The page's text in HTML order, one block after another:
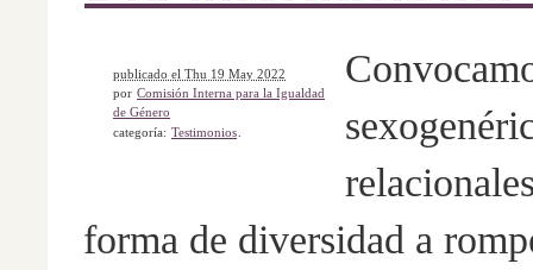
publicado el Thu 19 May 2022
por Comisión Interna para la Igualdad
de Género
categoría: Testimonios
forma de diversidad a